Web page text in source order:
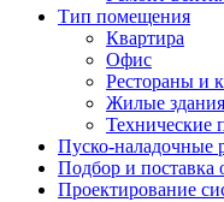
Тип помещения
Квартира
Офис
Рестораны и
Жилые здания
Технические
Пуско-наладочные
Подбор и поставка
Проектирование